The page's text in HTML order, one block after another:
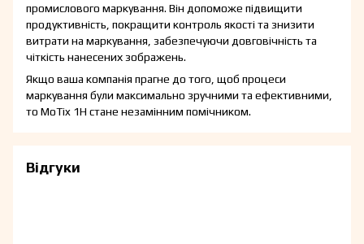
промислового маркування. Він допоможе підвищити
продуктивність, покращити контроль якості та знизити
витрати на маркування, забезпечуючи довговічність та
чіткість нанесених зображень.
Якщо ваша компанія прагне до того, щоб процеси
маркування були максимально зручними та ефективними,
то MoTix 1H стане незамінним помічником.
Відгуки